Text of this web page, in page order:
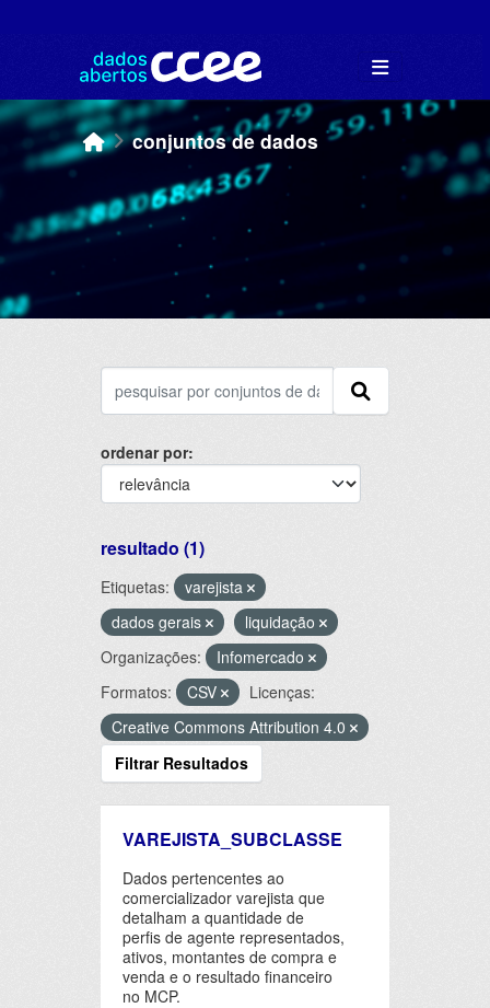
conjuntos de dados
ordenar por
resultado (1)
Etiquetas:
varejista
dados gerais
liquidação
Organizações:
Infomercado
Formatos:
CSV
Licenças:
Creative Commons Attribution 4.0
Filtrar Resultados
VAREJISTA_SUBCLASSE
Dados pertencentes ao
comercializador varejista que
detalham a quantidade de
perfis de agente representados,
ativos, montantes de compra e
venda e o resultado financeiro
no MCP.